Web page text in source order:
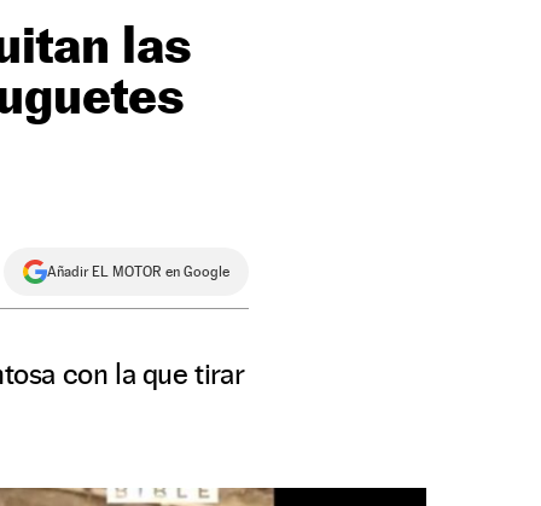
las
Añadir EL MOTOR en Google
con la que tirar